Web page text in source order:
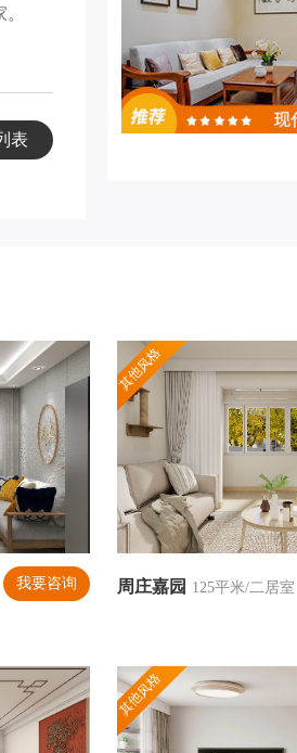
表
我要咨询
其他风格
周庄嘉园 125平米/二居室
其他风格